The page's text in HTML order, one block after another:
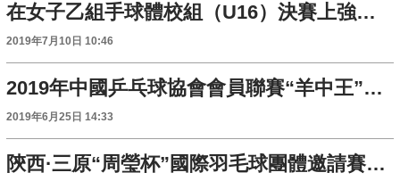
在女子乙組手球體校組（U16）決賽上強勢奪冠 西安市代表隊 收穫二青會第二金
2019年7月10日 10:46
2019年中國乒乓球協會會員聯賽“羊中王”杯榆林賽區比賽圓滿落幕
2019年6月25日 14:33
陝西·三原“周瑩杯”國際羽毛球團體邀請賽開賽